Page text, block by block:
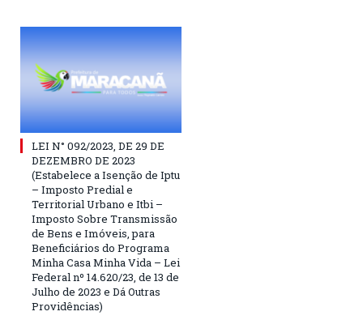
LEI N° 092/2023, DE 29 DE
DEZEMBRO DE 2023
(Estabelece a Isenção de Iptu
– Imposto Predial e
Territorial Urbano e Itbi –
Imposto Sobre Transmissão
de Bens e Imóveis, para
Beneficiários do Programa
Minha Casa Minha Vida – Lei
Federal nº 14.620/23, de 13 de
Julho de 2023 e Dá Outras
Providências)